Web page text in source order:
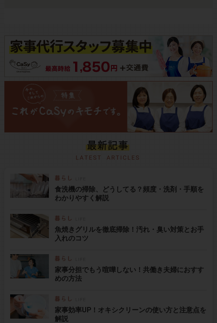
食洗機の掃除、どうしてる？頻度・洗剤・手順を
わかりやすく解説
魚焼きグリルを徹底掃除！汚れ・臭い対策とお手
入れのコツ
家事分担でもう喧嘩しない！共働き夫婦におすす
めの方法
家事効率UP！オキシクリーンの使い方と注意点を
解説